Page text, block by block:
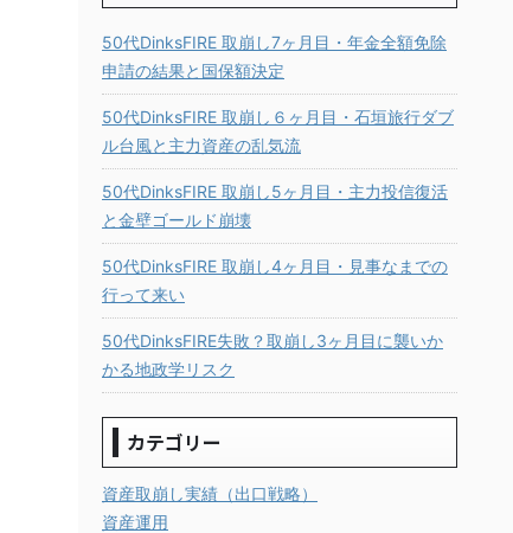
50代DinksFIRE 取崩し7ヶ月目・年金全額免除
申請の結果と国保額決定
50代DinksFIRE 取崩し６ヶ月目・石垣旅行ダブ
ル台風と主力資産の乱気流
50代DinksFIRE 取崩し5ヶ月目・主力投信復活
と金壁ゴールド崩壊
50代DinksFIRE 取崩し4ヶ月目・見事なまでの
行って来い
50代DinksFIRE失敗？取崩し3ヶ月目に襲いか
かる地政学リスク
カテゴリー
資産取崩し実績（出口戦略）
資産運用